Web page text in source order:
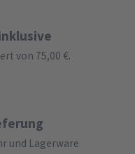
von 75,00 €.
und Lagerware